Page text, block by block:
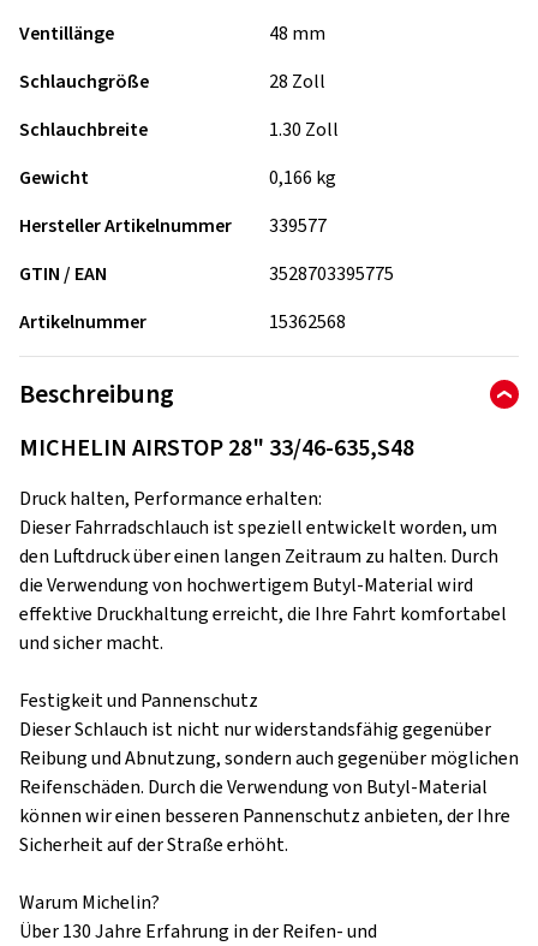
Ventillänge
48 mm
Schlauchgröße
28 Zoll
Schlauchbreite
1.30 Zoll
Gewicht
0,166 kg
Hersteller Artikelnummer
339577
GTIN / EAN
3528703395775
Artikelnummer
15362568
Beschreibung
MICHELIN AIRSTOP 28" 33/46-635,S48
Druck halten, Performance erhalten:
Dieser Fahrradschlauch ist speziell entwickelt worden, um
den Luftdruck über einen langen Zeitraum zu halten. Durch
die Verwendung von hochwertigem Butyl-Material wird
effektive Druckhaltung erreicht, die Ihre Fahrt komfortabel
und sicher macht.
Festigkeit und Pannenschutz
Dieser Schlauch ist nicht nur widerstandsfähig gegenüber
Reibung und Abnutzung, sondern auch gegenüber möglichen
Reifenschäden. Durch die Verwendung von Butyl-Material
können wir einen besseren Pannenschutz anbieten, der Ihre
Sicherheit auf der Straße erhöht.
Warum Michelin?
Über 130 Jahre Erfahrung in der Reifen- und